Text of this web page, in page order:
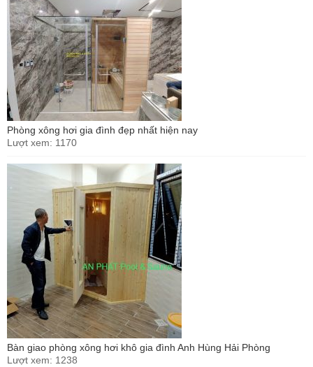
Phòng xông hơi gia đình đẹp nhất hiện nay
Lượt xem: 1170
Bàn giao phòng xông hơi khô gia đình Anh Hùng Hải Phòng
Lượt xem: 1238